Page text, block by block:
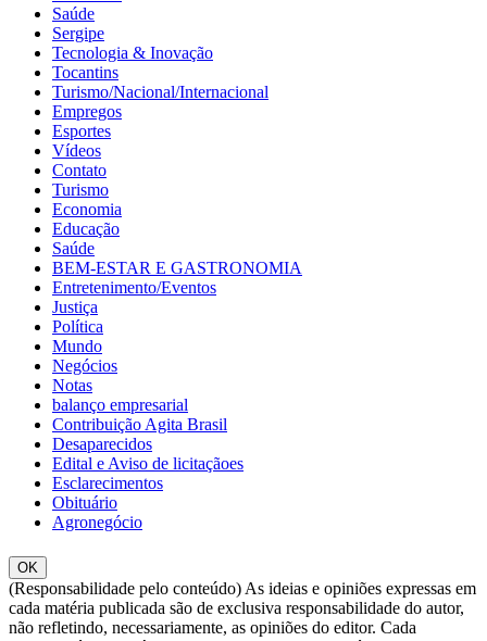
Saúde
Sergipe
Tecnologia & Inovação
Tocantins
Turismo/Nacional/Internacional
Empregos
Esportes
Vídeos
Contato
Turismo
Economia
Educação
Saúde
BEM-ESTAR E GASTRONOMIA
Entretenimento/Eventos
Justiça
Política
Mundo
Negócios
Notas
balanço empresarial
Contribuição Agita Brasil
Desaparecidos
Edital e Aviso de licitaçãoes
Esclarecimentos
Obituário
Agronegócio
OK
(Responsabilidade pelo conteúdo) As ideias e opiniões expressas em
cada matéria publicada são de exclusiva responsabilidade do autor,
não refletindo, necessariamente, as opiniões do editor. Cada